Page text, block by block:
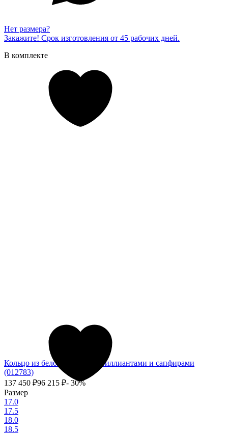
Нет размера?
Закажите! Срок изготовления от 45 рабочих дней.
В комплекте
Кольцо из белого золота с бриллиантами и сапфирами
(012783)
137 450 ₽96 215 ₽- 30%
Размер
17.0
17.5
18.0
18.5